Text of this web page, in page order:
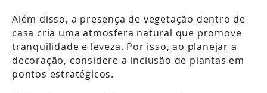
Além disso, a presença de vegetação dentro de
casa cria uma atmosfera natural que promove
tranquilidade e leveza. Por isso, ao planejar a
decoração, considere a inclusão de plantas em
pontos estratégicos.